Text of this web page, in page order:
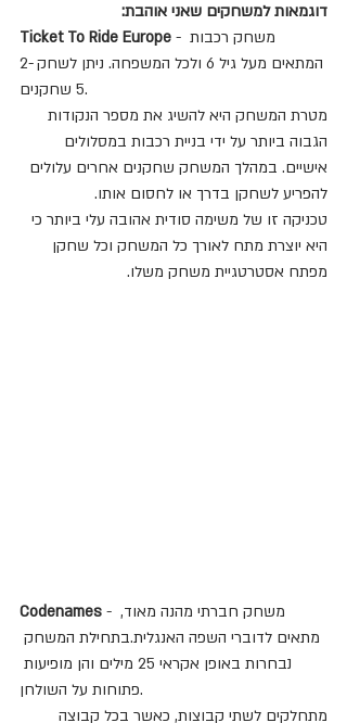
דוגמאות למשחקים שאני אוהבת:
Ticket To Ride Europe - משחק רכבות
המתאים מעל גיל 6 ולכל המשפחה. ניתן לשחק 2-
5 שחקנים.
מטרת המשחק היא להשיג את מספר הנקודות
הגבוה ביותר על ידי בניית רכבות במסלולים
אישיים. במהלך המשחק שחקנים אחרים עלולים
להפריע לשחקן בדרך או לחסום אותו.
טכניקה זו של משימה סודית אהובה עלי ביותר כי
היא יוצרת מתח לאורך כל המשחק וכל שחקן
מפתח אסטרטגיית משחק משלו.
Codenames - משחק חברתי מהנה מאוד,
מתאים לדוברי השפה האנגלית.בתחילת המשחק
נבחרות באופן אקראי 25 מילים והן מופיעות
פתוחות על השולחן.
מתחלקים לשתי קבוצות, כאשר בכל קבוצה